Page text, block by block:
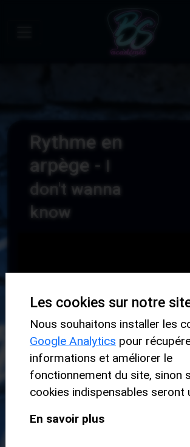
Rythme en
arpège - I
don't wanna
know
Les cookies sur notre
Nous souhaitons installer les
Google Analytics pour
informations et améliorer le
fonctionnement du site, sinon
cookies indispensables seront
En savoir plus